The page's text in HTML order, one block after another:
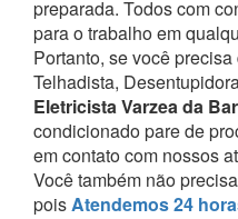
preparada. Todos com
para o trabalho em
Portanto, se você
Telhadista,
Eletricista Varzea da
condicionado pare de
em contato com nossos
Você também não
poisAtendemos 24